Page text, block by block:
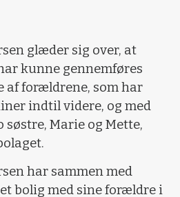
glæder sig over, at
kunne gennemføres
af forældrene, som har
indtil videre, og med
søstre, Marie og Mette,
har sammen med
bolig med sine forældre i